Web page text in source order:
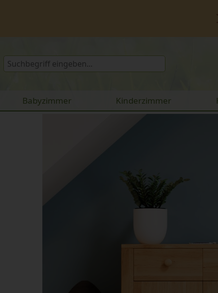
Babyzimmer Kinderzimmer